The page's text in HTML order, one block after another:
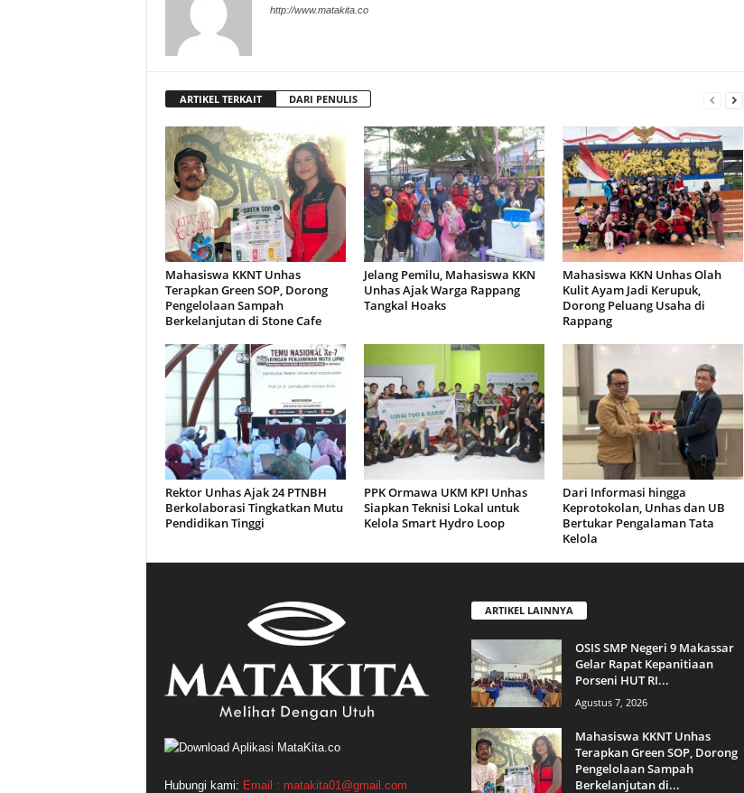
http://www.matakita.co
ARTIKEL TERKAIT DARI PENULIS
Mahasiswa KKNT Unhas
Terapkan Green SOP, Dorong
Pengelolaan Sampah
Berkelanjutan di Stone Cafe
Jelang Pemilu, Mahasiswa KKN
Unhas Ajak Warga Rappang
Tangkal Hoaks
Mahasiswa KKN Unhas Olah
Kulit Ayam Jadi Kerupuk,
Dorong Peluang Usaha di
Rappang
Rektor Unhas Ajak 24 PTNBH
Berkolaborasi Tingkatkan Mutu
Pendidikan Tinggi
PPK Ormawa UKM KPI Unhas
Siapkan Teknisi Lokal untuk
Kelola Smart Hydro Loop
Dari Informasi hingga
Keprotokolan, Unhas dan UB
Bertukar Pengalaman Tata
Kelola
Hubungi kami: Email : matakita01@gmail.com
ARTIKEL LAINNYA
OSIS SMP Negeri 9 Makassar
Gelar Rapat Kepanitiaan
Porseni HUT RI...
Agustus 7, 2026
Mahasiswa KKNT Unhas
Terapkan Green SOP, Dorong
Pengelolaan Sampah
Berkelanjutan di...